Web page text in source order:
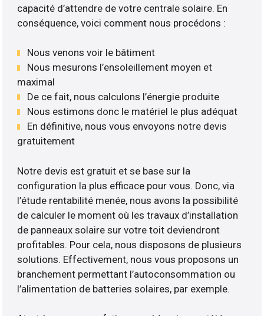
capacité d’attendre de votre centrale solaire. En
conséquence, voici comment nous procédons :
Nous venons voir le bâtiment
Nous mesurons l’ensoleillement moyen et
maximal
De ce fait, nous calculons l’énergie produite
Nous estimons donc le matériel le plus adéquat
En définitive, nous vous envoyons notre devis
gratuitement
Notre devis est gratuit et se base sur la
configuration la plus efficace pour vous. Donc, via
l’étude rentabilité menée, nous avons la possibilité
de calculer le moment où les travaux d’installation
de panneaux solaire sur votre toit deviendront
profitables. Pour cela, nous disposons de plusieurs
solutions. Effectivement, nous vous proposons un
branchement permettant l’autoconsommation ou
l’alimentation de batteries solaires, par exemple.